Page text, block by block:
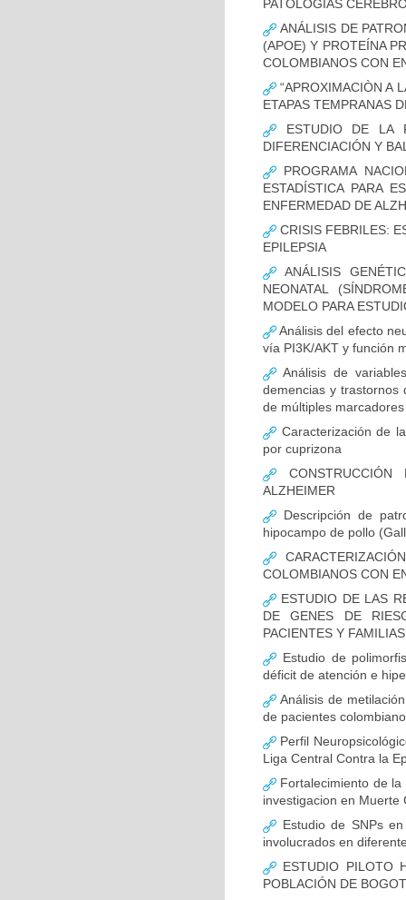
PATOLOGÍAS
ANÁLISIS DE
(APOE) Y PROTEÍNA
COLOMBIANOS CON
“APROXIMACIÒN A
ETAPAS TEMPRANAS
ESTUDIO DE LA
DIFERENCIACIÓN Y
PROGRAMA
ESTADÍSTICA PARA
ENFERMEDAD DE
CRISIS FEBRILES:
EPILEPSIA
ANÁLISIS
NEONATAL
MODELO PARA
Análisis del efecto
vía PI3K/AKT y función
Análisis de
demencias y trastornos
de múltiples
Caracterización de
por cuprizona
ALZHEIMER
Descripción de
hipocampo de pollo
COLOMBIANOS CON
ESTUDIO DE LAS
DE GENES DE
PACIENTES Y
Estudio de
déficit de atención e
Análisis de
de pacientes
Perfil
Liga Central Contra la
Fortalecimiento de la
investigacion en Muerte
Estudio de SNPs
involucrados en
ESTUDIO PILOTO
POBLACIÓN DE